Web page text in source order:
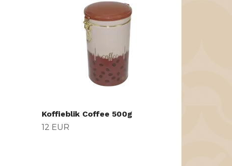
Koffieblik Coffee 500g
12 EUR